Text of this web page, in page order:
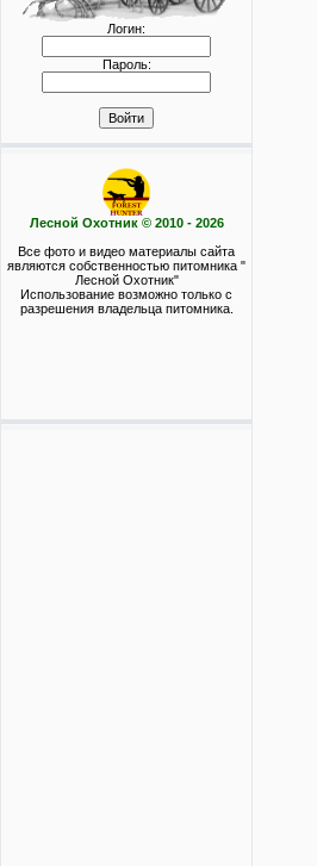
Логин:
Пароль:
Лесной Охотник © 2010 - 2026
Все фото и видео материалы сайта
являются собственностью питомника "
Лесной Охотник"
Использование возможно только с
разрешения владельца питомника.